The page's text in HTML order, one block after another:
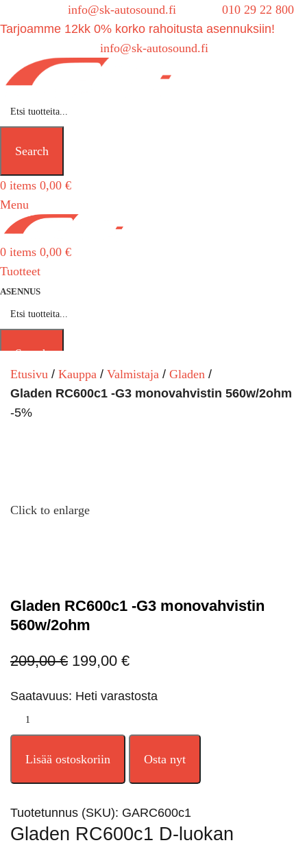
info@sk-autosound.fi
010 29 22 800
Tarjoamme 12kk 0% korko rahoitusta asennuksiin!
info@sk-autosound.fi
Search
0 items 0,00 €
Menu
0 items 0,00 €
Tuotteet
ASENNUS
Search
Etusivu
Kauppa Valmistaja
Gladen
Gladen RC600c1 -G3 monovahvistin 560w/2ohm
-5%
Click to enlarge
Gladen RC600c1 -G3 monovahvistin
560w/2ohm
209,00€ 199,00 €
Saatavuus: Heti varastosta
Lisää ostoskoriin Osta nyt
Tuotetunnus (SKU): GARC600c1
Gladen RC600c1 D-luokan